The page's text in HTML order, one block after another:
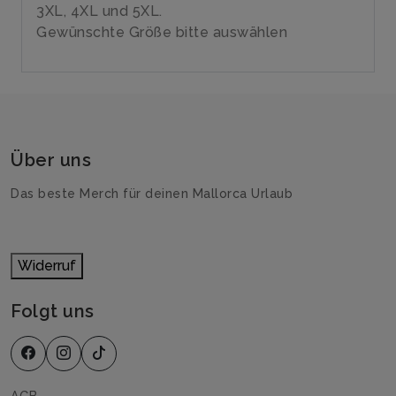
3XL, 4XL und 5XL.
Gewünschte Größe bitte auswählen
Über uns
Das beste Merch für deinen Mallorca Urlaub
Widerruf
Folgt uns